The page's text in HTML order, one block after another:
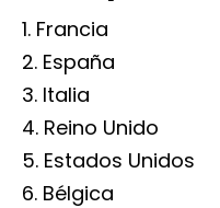
Francia
España
Italia
Reino Unido
Estados Unidos
Bélgica